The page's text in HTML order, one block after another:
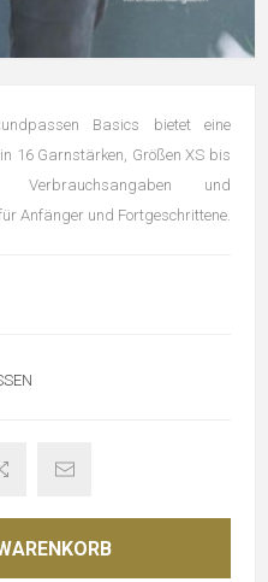
Basics bietet eine
16 Garnstärken, Größen XS bis
und
Anfänger und Fortgeschrittene.